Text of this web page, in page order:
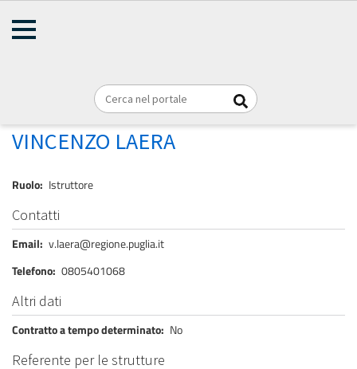
Briciole
Home
LAERA VINCENZO
VINCENZO LAERA
Ruolo Istruttore
Contatti
Email v.laera@regione.puglia.it
Telefono 0805401068
Altri dati
Contratto a tempo determinato No
Referente per le strutture